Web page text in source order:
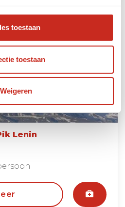
toestaan
toestaan
Weigeren
Lenin